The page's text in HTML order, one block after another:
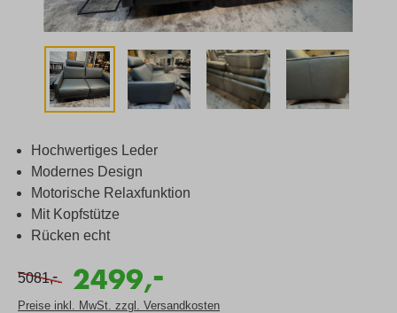
Hochwertiges Leder
Modernes Design
Motorische Relaxfunktion
Mit Kopfstütze
Rücken echt
5081,- 2499,
-
Preise inkl. MwSt. zzgl. Versandkosten